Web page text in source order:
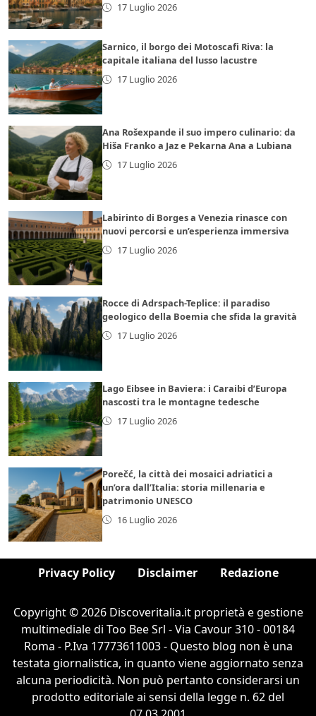
17 Luglio 2026
Sarnico, il borgo dei Motoscafi Riva: la
capitale italiana del lusso lacustre
17 Luglio 2026
Ana Rošexpande il suo impero culinario: da
Hiša Franko a Jaz e Pekarna Ana a Lubiana
17 Luglio 2026
Labirinto di Borges a Venezia rinasce con
nuovi percorsi e un’esperienza immersiva
17 Luglio 2026
Rocce di Adrspach-Teplice: il paradiso
geologico della Boemia che sfida la gravità
17 Luglio 2026
Lago Eibsee in Baviera: i Caraibi d’Europa
nascosti tra le montagne tedesche
17 Luglio 2026
Porečć, la città dei mosaici adriatici a
un’ora dall’Italia: storia millenaria e
patrimonio UNESCO
16 Luglio 2026
Privacy Policy Disclaimer Redazione
Copyright © 2026 Discoveritalia.it proprietà e gestione
multimediale di Too Bee Srl - Via Cavour 310 - 00184
Roma - P.Iva 17773611003 - Questo blog non è una
testata giornalistica, in quanto viene aggiornato senza
alcuna periodicità. Non può pertanto considerarsi un
prodotto editoriale ai sensi della legge n. 62 del